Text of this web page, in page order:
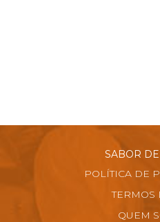
SABOR
POLÍTICA DE
TERMOS
QUEM